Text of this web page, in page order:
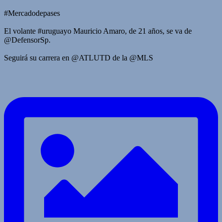
#Mercadodepases
El volante #uruguayo Mauricio Amaro, de 21 años, se va de
@DefensorSp.
Seguirá su carrera en @ATLUTD de la @MLS